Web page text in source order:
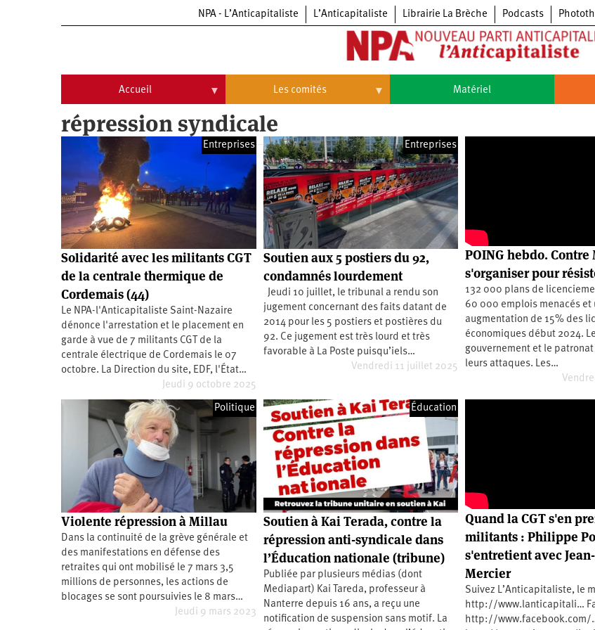
NPA - L’Anticapitaliste L’Anticapitaliste Librairie La Brèche Podcasts
Accueil
Accueil
Communiqués
Université
d’été
Université
d’été
Université
d’été
2009
d’été
2010
Université
d’été
Université
d’été
2012
Université
d’été
Université
Université
2016
Université
d’été
2017
Université
d’été
2018
Université
d’été
2019
Université
d’été
2020
Université
d’été
Vidéos
Les comités
Les
comités
Commissions
Qui
sommes-
?
Matériel
4e
3e
du
répression syndicale
Entreprises
Solidarité avec les militants CGT
de la centrale thermique de
Cordemais (44)
Le NPA-l'Anticapitaliste Saint-Nazaire
dénonce l'arrestation et le placement en
garde à vue de 7 militants CGT de la
centrale électrique de Cordemais le 07
octobre. La Direction du site, EDF, l'État…
Jeudi 9 octobre 2025
Entreprises
Soutien aux 5 postiers du 92,
condamnés lourdement
Jeudi 10 juillet, le tribunal a rendu son
jugement concernant des faits datant de
2014 pour les 5 postiers et postières du
92. Ce jugement est très lourd et très
favorable à La Poste puisqu’iels…
Vendredi 11 juillet 2025
POING hebdo. Contre
s'organiser pour
132 000 plans de
60 000 emplois menacés et
augmentation de 15% des
économiques début 2024. Le
gouvernement et le
leurs attaques. Les…
Politique
Violente répression à Millau
Dans la continuité de la grève générale et
des manifestations en défense des
retraites qui ont mobilisé le 7 mars 3,5
millions de personnes, les actions de
blocages se sont poursuivies le 8 mars…
Jeudi 9 mars 2023
Éducation
Soutien à Kai Terada, contre la
répression anti-syndicale dans
l’Éducation nationale (tribune)
Publiée par plusieurs médias (dont
Mediapart) Kai Tareda, professeur à
Nanterre depuis 16 ans, a reçu une
notification de suspension sans motif. La
Quand la CGT s'en
militants : Philippe
s'entretient avec
Mercier
Suivez L’Anticapitaliste, le
http://www.lanticapitali…
http://www.facebook.com/